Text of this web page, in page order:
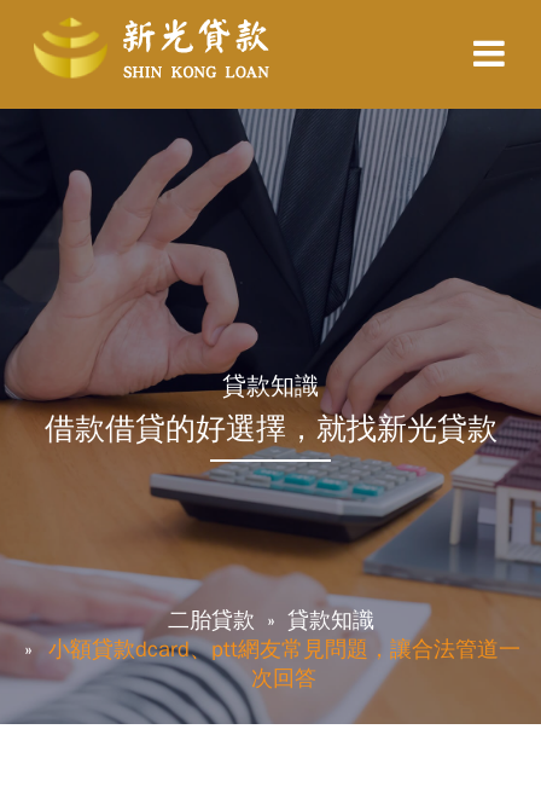
貸款知識
借款借貸的好選擇，就找新光貸款
二胎貸款
貸款知識
小額貸款dcard、ptt網友常見問題，讓合法管道一
次回答